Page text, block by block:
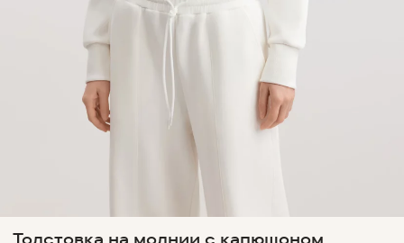
Толстовка на молнии с капюшоном